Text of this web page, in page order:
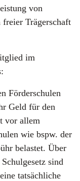
von
freier Trägerschaft
im
Förderschulen
Geld für den
vor allem
wie bspw. der
belastet. Über
sind
tatsächliche